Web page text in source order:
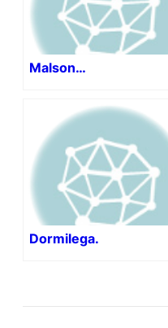
Malson…
Dormilega.